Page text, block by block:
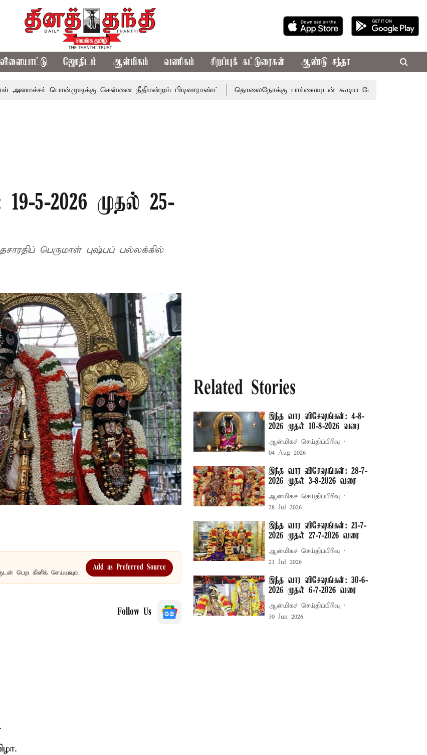
விளையாட்டு ஜோதிடம் ஆன்மிகம் வணிகம் சிறப்புக் கட்டுரைகள் ஆண்டு சந்தா
பொன்முடிக்கு சென்னை நீதிமன்றம் பிடிவாராண்ட் தொலைநோக்கு பார்வையுடன் கூடிய வேளாண் பட்ஜெட்:
5-2026 முதல் 25-
பெருமாள் புஷ்பப் பல்லக்கில்
பெற கிளிக் செய்யவும்.
Add as Preferred Source
Follow Us
Related Stories
இந்த வார விசேஷங்கள்: 4-8-
2026 முதல் 10-8-2026 வரை
ஆன்மிகச் செய்திப்பிரிவு
04 Aug 2026
இந்த வார விசேஷங்கள்: 28-7-
2026 முதல் 3-8-2026 வரை
ஆன்மிகச் செய்திப்பிரிவு
28 Jul 2026
இந்த வார விசேஷங்கள்: 21-7-
2026 முதல் 27-7-2026 வரை
ஆன்மிகச் செய்திப்பிரிவு
21 Jul 2026
இந்த வார விசேஷங்கள்: 30-6-
2026 முதல் 6-7-2026 வரை
ஆன்மிகச் செய்திப்பிரிவு
30 Jun 2026